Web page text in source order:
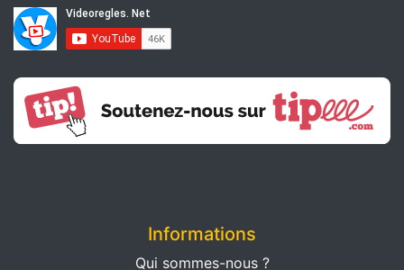
Informations
Qui sommes-nous ?